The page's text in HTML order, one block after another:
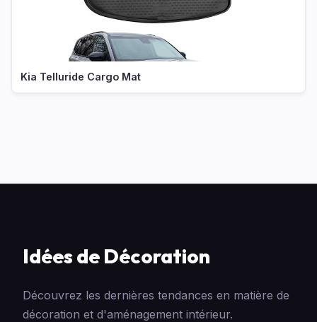
Kia Telluride Cargo Mat
Idées de Décoration
Découvrez les dernières tendances en matière de
décoration et d'aménagement intérieur.